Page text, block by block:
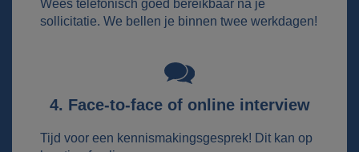
Wees telefonisch goed bereikbaar na je
sollicitatie. We bellen je binnen twee werkdagen!
4. Face-to-face of online interview
Tijd voor een kennismakingsgesprek! Dit kan op